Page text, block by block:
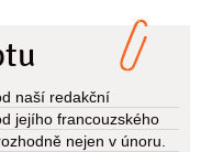
naší redakční
jejího francouzského
nejen v únoru.